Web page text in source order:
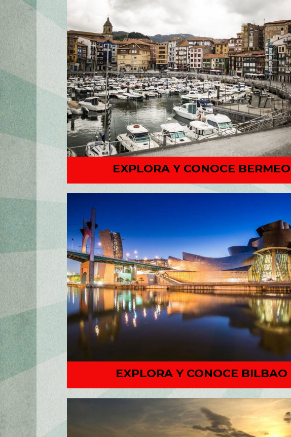
EXPLORA Y CONOCE BERMEO
EXPLORA Y CONOCE BILBAO